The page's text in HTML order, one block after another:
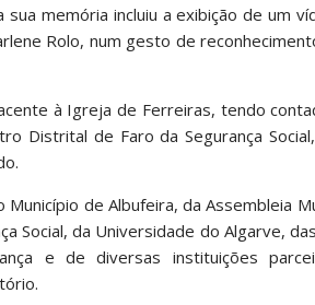
memória incluiu a exibição de um
Rolo, num gesto de
à Igreja de Ferreiras, tendo
Distrital de Faro da Segurança
de Albufeira, da Assembleia
Social, da Universidade do Algarve,
e de diversas instituições